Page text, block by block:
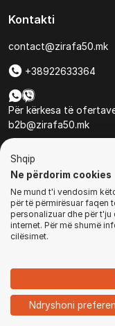
Ballina Kategoritë
Kontakti
contact@zirafa50.mk
+38922633364
Për kërkesa të
b2b@zirafa50.mk
© Të
Shqip
Ne përdorim cookies
Ne mund t'i vendosim
për të përmirësuar faqen
personalizuar dhe për t'ju
internet. Për më shumë
cilësimet.
Ndryshoni